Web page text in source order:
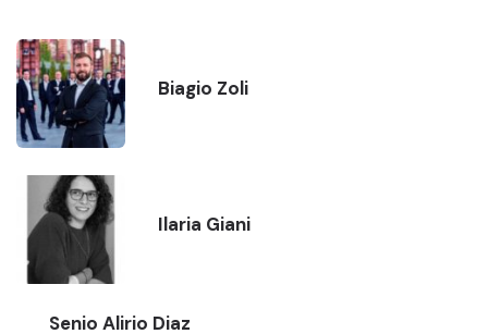
Biagio Zoli
Ilaria Giani
Senio Alirio Diaz